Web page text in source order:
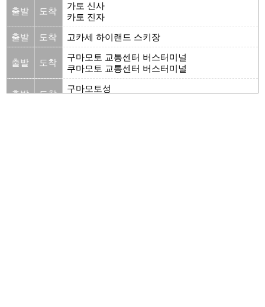
출발 도착
가토 신사
카토 진자
출발
도착 고카세 하이랜드 스키장
출발 도착
구마모토 교통센터 버스터미널
쿠마모토 교통센터 버스터미널
출발 도착
구마모토성